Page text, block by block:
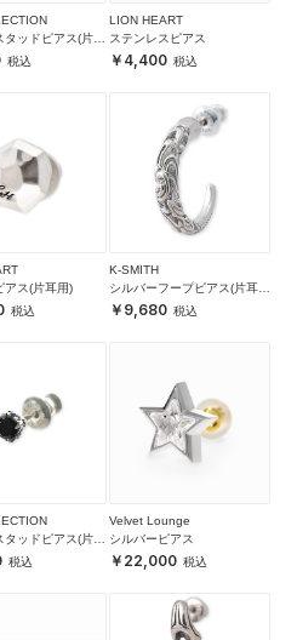
タッドピアス(片耳
LION HEART
ステンレスピアス
4,400
アス(片耳用)
K-SMITH
シルバーフープピアス(片耳
用) 9,680
タッドピアス(片耳
Velvet Lounge
シルバーピアス
22,000